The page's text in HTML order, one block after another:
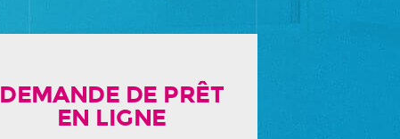
DEMANDE DE PRÊT
EN LIGNE